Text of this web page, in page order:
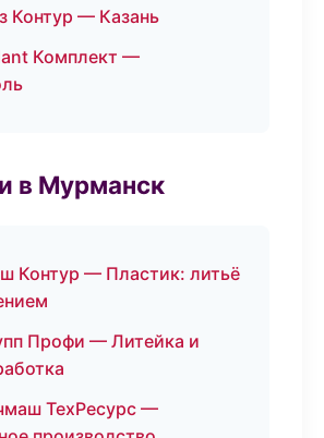
Контур — Казань
Комплект —
в Мурманск
Контур — Пластик: литьё
Профи — Литейка и
ТехРесурс —